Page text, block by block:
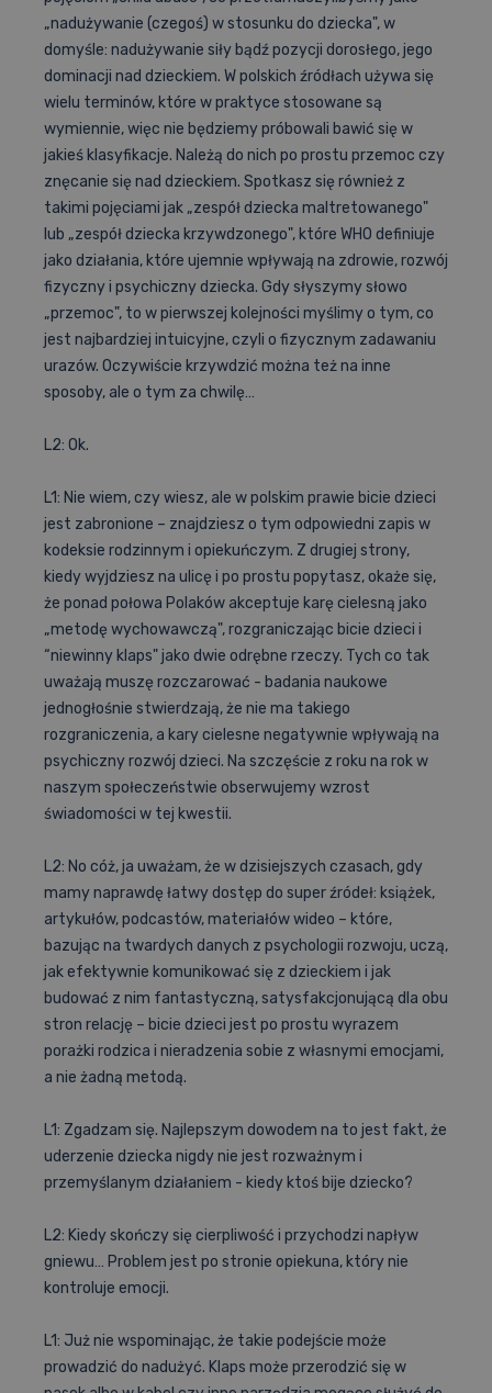
„nadużywanie (czegoś) w stosunku do dziecka", w
domyśle: nadużywanie siły bądź pozycji dorosłego, jego
dominacji nad dzieckiem. W polskich źródłach używa się
wielu terminów, które w praktyce stosowane są
wymiennie, więc nie będziemy próbowali bawić się w
jakieś klasyfikacje. Należą do nich po prostu przemoc czy
znęcanie się nad dzieckiem. Spotkasz się również z
takimi pojęciami jak „zespół dziecka maltretowanego"
lub „zespół dziecka krzywdzonego", które WHO definiuje
jako działania, które ujemnie wpływają na zdrowie, rozwój
fizyczny i psychiczny dziecka. Gdy słyszymy słowo
„przemoc", to w pierwszej kolejności myślimy o tym, co
jest najbardziej intuicyjne, czyli o fizycznym zadawaniu
urazów. Oczywiście krzywdzić można też na inne
sposoby, ale o tym za chwilę…
L2: Ok.
L1: Nie wiem, czy wiesz, ale w polskim prawie bicie dzieci
jest zabronione – znajdziesz o tym odpowiedni zapis w
kodeksie rodzinnym i opiekuńczym. Z drugiej strony,
kiedy wyjdziesz na ulicę i po prostu popytasz, okaże się,
że ponad połowa Polaków akceptuje karę cielesną jako
„metodę wychowawczą", rozgraniczając bicie dzieci i
“niewinny klaps" jako dwie odrębne rzeczy. Tych co tak
uważają muszę rozczarować - badania naukowe
jednogłośnie stwierdzają, że nie ma takiego
rozgraniczenia, a kary cielesne negatywnie wpływają na
psychiczny rozwój dzieci. Na szczęście z roku na rok w
naszym społeczeństwie obserwujemy wzrost
świadomości w tej kwestii.
L2: No cóż, ja uważam, że w dzisiejszych czasach, gdy
mamy naprawdę łatwy dostęp do super źródeł: książek,
artykułów, podcastów, materiałów wideo – które,
bazując na twardych danych z psychologii rozwoju, uczą,
jak efektywnie komunikować się z dzieckiem i jak
budować z nim fantastyczną, satysfakcjonującą dla obu
stron relację – bicie dzieci jest po prostu wyrazem
porażki rodzica i nieradzenia sobie z własnymi emocjami,
a nie żadną metodą.
L1: Zgadzam się. Najlepszym dowodem na to jest fakt, że
uderzenie dziecka nigdy nie jest rozważnym i
przemyślanym działaniem - kiedy ktoś bije dziecko?
L2: Kiedy skończy się cierpliwość i przychodzi napływ
gniewu… Problem jest po stronie opiekuna, który nie
kontroluje emocji.
L1: Już nie wspominając, że takie podejście może
prowadzić do nadużyć. Klaps może przerodzić się w